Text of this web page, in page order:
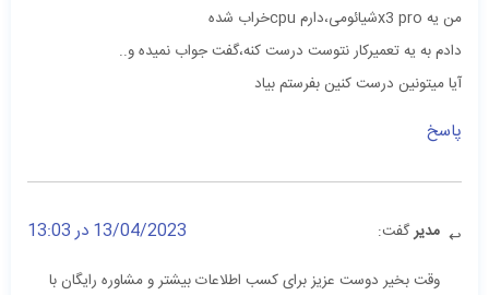
من یه x3 proشیائومی،دارم cpuخراب شده
دادم به یه تعمیرکار نتوست درست کنه،گفت جواب نمیده و..
آیا میتونین درست کنین بفرستم بیاد
پاسخ
مدیرگفت: 13/04/2023 در 13:03
وقت بخیر دوست عزیز برای کسب اطلاعات بیشتر و مشاوره رایگان با